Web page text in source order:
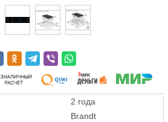
2 года
Brandt